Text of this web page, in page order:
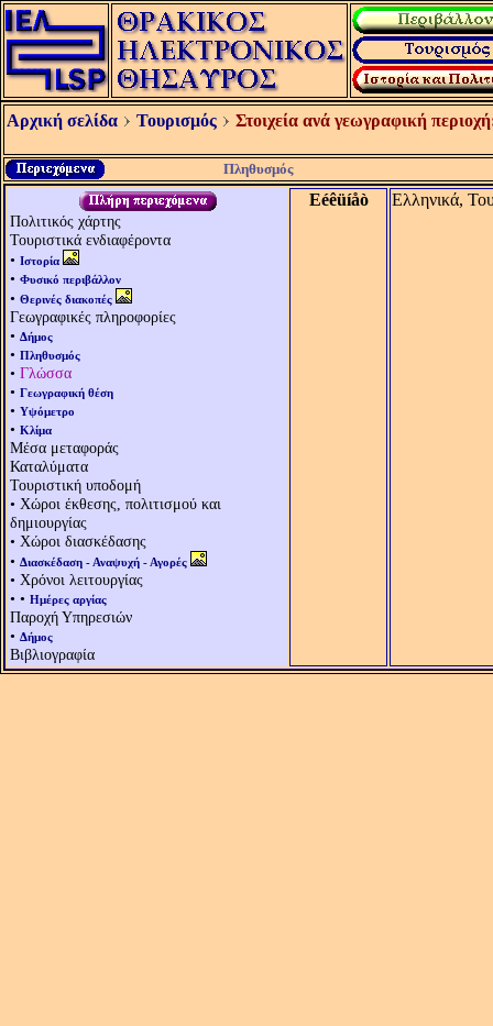
Αρχική σελίδα Τουρισμός Στοιχεία ανά γεωγραφική
Πληθυσμός
Πολιτικός χάρτης
Τουριστικά ενδιαφέροντα
• Ιστορία
• Φυσικό περιβάλλον
• Θερινές διακοπές
Γεωγραφικές πληροφορίες
• Δήμος
• Πληθυσμός
• Γλώσσα
• Γεωγραφική θέση
• Υψόμετρο
• Κλίμα
Μέσα μεταφοράς
Καταλύματα
Τουριστική υποδομή
• Χώροι έκθεσης, πολιτισμού και
δημιουργίας
• Χώροι διασκέδασης
• Διασκέδαση - Αναψυχή - Αγορές
• Χρόνοι λειτουργίας
• • Ημέρες αργίας
Παροχή Υπηρεσιών
• Δήμος
Βιβλιογραφία
Eéêüíåò Ελληνικά,